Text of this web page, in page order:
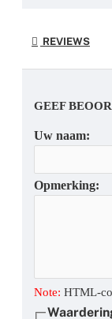
REVIEWS
GEEF
Uw naam:
Opmerking:
Note: HTML-